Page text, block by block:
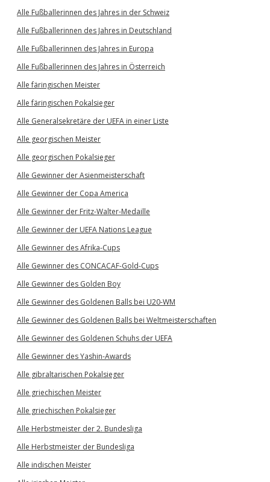
Alle Fußballerinnen des Jahres in der Schweiz
Alle Fußballerinnen des Jahres in Deutschland
Alle Fußballerinnen des Jahres in Europa
Alle Fußballerinnen des Jahres in Österreich
Alle färingischen Meister
Alle färingischen Pokalsieger
Alle Generalsekretäre der UEFA in einer Liste
Alle georgischen Meister
Alle georgischen Pokalsieger
Alle Gewinner der Asienmeisterschaft
Alle Gewinner der Copa America
Alle Gewinner der Fritz-Walter-Medaille
Alle Gewinner der UEFA Nations League
Alle Gewinner des Afrika-Cups
Alle Gewinner des CONCACAF-Gold-Cups
Alle Gewinner des Golden Boy
Alle Gewinner des Goldenen Balls bei U20-WM
Alle Gewinner des Goldenen Balls bei Weltmeisterschaften
Alle Gewinner des Goldenen Schuhs der UEFA
Alle Gewinner des Yashin-Awards
Alle gibraltarischen Pokalsieger
Alle griechischen Meister
Alle griechischen Pokalsieger
Alle Herbstmeister der 2. Bundesliga
Alle Herbstmeister der Bundesliga
Alle indischen Meister